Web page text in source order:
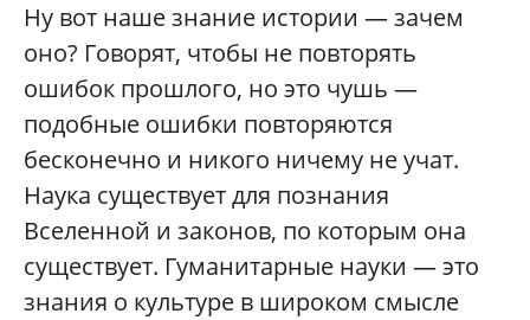
Ну вот наше знание истории — зачем
оно? Говорят, чтобы не повторять
ошибок прошлого, но это чушь —
подобные ошибки повторяются
бесконечно и никого ничему не учат.
Наука существует для познания
Вселенной и законов, по которым она
существует. Гуманитарные науки — это
знания о культуре в широком смысле